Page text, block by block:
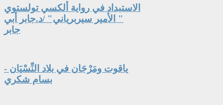
الاستبداد في رواية ألكسي تولستوي
" الأمير سيربرياني" /د.جابر أبي
جابر
ياقوت ومَرْجَان في بلاد النِّسْيَان -
بسام شكري